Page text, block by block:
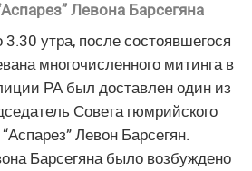
Левона Барсегяна
утра, после состоявшегося
многочисленного митинга в
РА был доставлен один из
Совета гюмрийского
Левон Барсегян.
Барсегяна было возбуждено